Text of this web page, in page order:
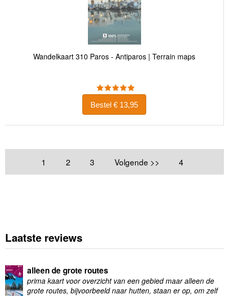
Wandelkaart 310 Paros - Antiparos | Terrain maps
Bestel € 13,95
1 2 3 Volgende >> 4
Laatste reviews
alleen de grote routes
prima kaart voor overzicht van een gebied maar alleen de
grote routes, bijvoorbeeld naar hutten, staan er op, om zelf